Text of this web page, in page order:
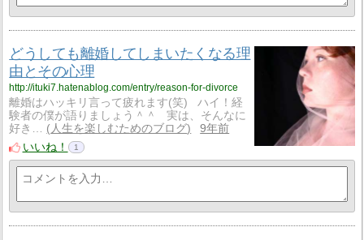
どうしても離婚してしまいたくなる理
由とその心理
http://ituki7.hatenablog.com/entry/reason-for-divorce
離婚はハッキリ言って疲れます(笑) ハイ！経
験者の僕が語りましょう＾＾ 実は、そんなに
好き…
人生を楽しむためのブログ
9年前
いいね！
1